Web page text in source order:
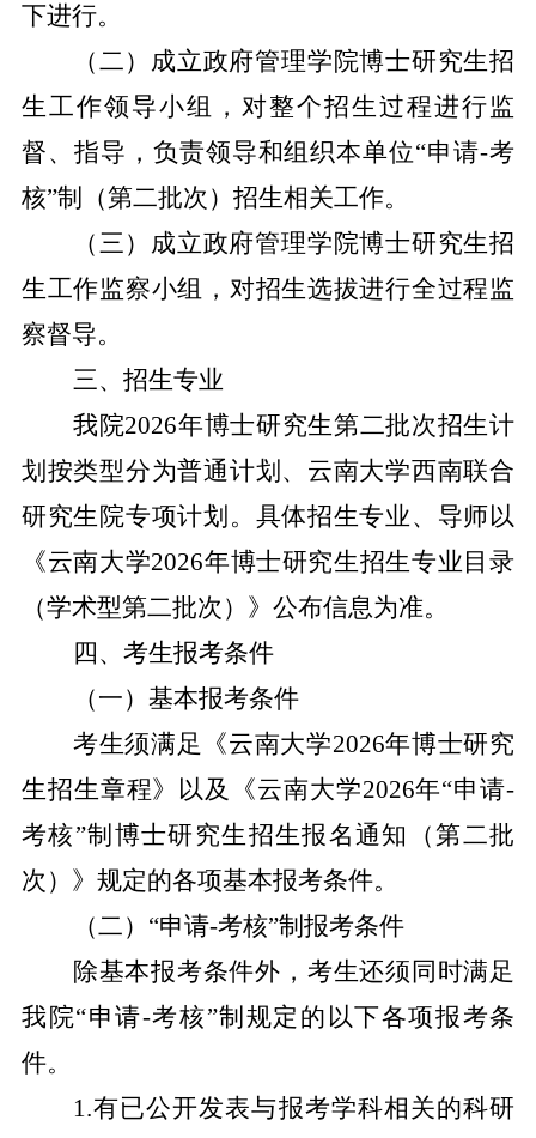
下进行。
（二）成立政府管理学院博士研究生招
生工作领导小组，对整个招生过程进行监
督、指导，负责领导和组织本单位“申请-考
核”制（第二批次）招生相关工作。
（三）成立政府管理学院博士研究生招
生工作监察小组，对招生选拔进行全过程监
察督导。
三、 招生专业
我院2026年博士研究生第二批次招生计
划按类型分为普通计划、云南大学西南联合
研究生院专项计划。具体招生专业、导师以
《云南大学2026年博士研究生招生专业目录
（学术型第二批次） 》公布信息为准。
四、考生报考条件
（一）基本报考条件
考生须满足《云南大学2026年博士研究
生招生章程》以及《云南大学2026年“申请-
考核”制博士研究生招生报名通知（第二批
次）》规定的各项基本报考条件。
（二） “申请-考核”制报考条件
除基本报考条件外，考生还须同时满足
我院“申请-考核”制规定的以下各项报考条
件。
1.有已公开发表与报考学科相关的科研